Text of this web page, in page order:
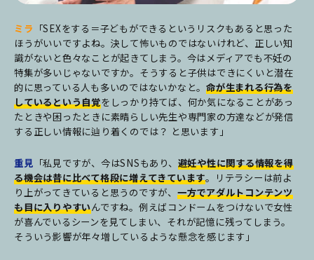
ミラ 「SEXをする＝子どもができるというリスクもあると思った
ほうがいいですよね。決して怖いものではないけれど、正しい知
識がないと色々なことが起きてしまう。今はメディアでも不妊の
特集が多いじゃないですか。そうすると子供はできにくいと潜在
的に思っている人も多いのではないかなと。 命が生まれる行為を
しているという自覚をしっかり持てば、何か気になることがあっ
たときや困ったときに素晴らしい先生や専門家の方達などが発信
する正しい情報に辿り着くのでは？ と思います」
重見 「私見ですが、今はSNSもあり、 避妊や性に関する情報を得
る機会は昔に比べて格段に増えてきています。リテラシーは前よ
り上がってきていると思うのですが、 一方でアダルトコンテンツ
も目に入りやすいんですね。例えばコンドームをつけないで女性
が喜んでいるシーンを見てしまい、それが記憶に残ってしまう。
そういう影響が年々増しているような懸念を感じます」